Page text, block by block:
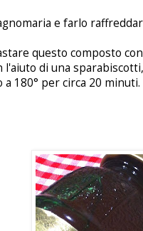
e farlo
questo composto
l'aiuto di una
180° per circa 20 minuti.